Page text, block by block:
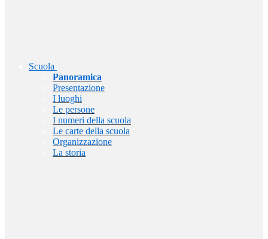
Scuola
Panoramica
Presentazione
I luoghi
Le persone
I numeri della scuola
Le carte della scuola
Organizzazione
La storia